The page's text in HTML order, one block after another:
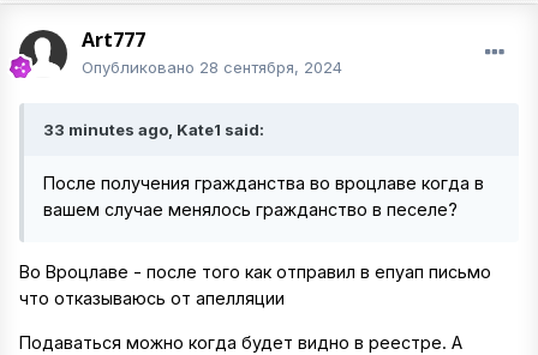
Art777
Опубликовано 28 сентября, 2024
33 minutes ago, Kate1 said:
После получения гражданства во вроцлаве когда в
вашем случае менялось гражданство в песеле?
Во Вроцлаве - после того как отправил в епуап письмо
что отказываюсь от апелляции
Подаваться можно когда будет видно в реестре. А